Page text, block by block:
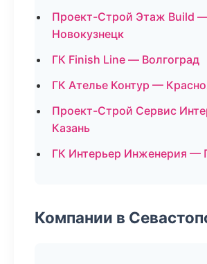
Проект-Строй Этаж Build
Новокузнецк
ГК Finish Line — Волгоград
ГК Ателье Контур —
Проект-Строй Сервис
Казань
ГК Интерьер Инженерия —
Компании в